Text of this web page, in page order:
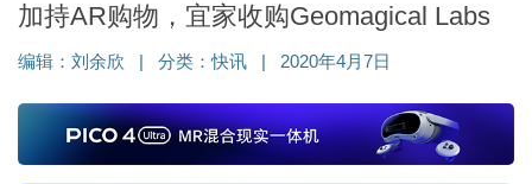
加持AR购物，宜家收购Geomagical Labs
编辑： 刘余欣 分类：快讯 2020年4月7日